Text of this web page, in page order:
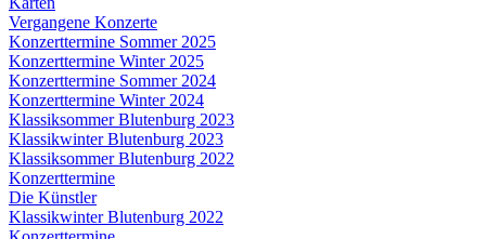
Vergangene Konzerte
Konzerttermine Sommer 2025
Konzerttermine Winter 2025
Konzerttermine Sommer 2024
Konzerttermine Winter 2024
Klassiksommer Blutenburg 2023
Klassikwinter Blutenburg 2023
Klassiksommer Blutenburg 2022
Konzerttermine
Die Künstler
Klassikwinter Blutenburg 2022